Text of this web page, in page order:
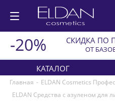
-20% СКИДКА ПО
ОТ
КАТАЛОГ
Главная - ELDAN Cosmetics
ELDAN Средства с азуленом для